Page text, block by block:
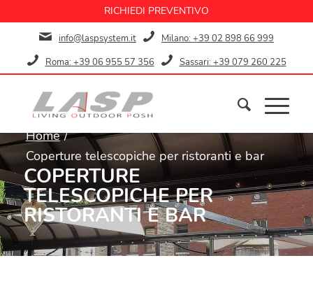
RICHIEDI PREVENTIVO
info@laspsystem.it
Milano: +39 02 898 66 999
Roma: +39 06 955 57 356
Sassari: +39 079 260 225
Home /
Coperture telescopiche per ristoranti e bar
COPERTURE
TELESCOPICHE PER
RISTORANTI E BAR